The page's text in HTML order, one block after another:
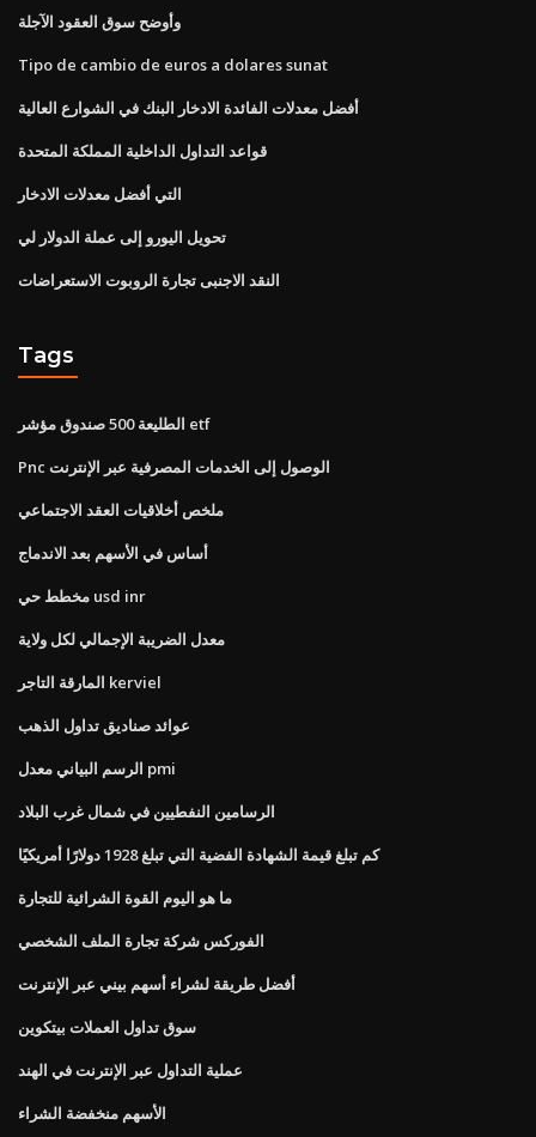
وأوضح سوق العقود الآجلة
Tipo de cambio de euros a dolares sunat
أفضل معدلات الفائدة الادخار البنك في الشوارع العالية
قواعد التداول الداخلية المملكة المتحدة
التي أفضل معدلات الادخار
تحويل اليورو إلى عملة الدولار لي
النقد الاجنبى تجارة الروبوت الاستعراضات
Tags
الطليعة 500 صندوق مؤشر etf
Pnc الوصول إلى الخدمات المصرفية عبر الإنترنت
ملخص أخلاقيات العقد الاجتماعي
أساس في الأسهم بعد الاندماج
مخطط حي usd inr
معدل الضريبة الإجمالي لكل ولاية
المارقة التاجر kerviel
عوائد صناديق تداول الذهب
الرسم البياني معدل pmi
الرسامين النفطيين في شمال غرب البلاد
كم تبلغ قيمة الشهادة الفضية التي تبلغ 1928 دولارًا أمريكيًا
ما هو اليوم القوة الشرائية للتجارة
الفوركس شركة تجارة الملف الشخصي
أفضل طريقة لشراء أسهم بيني عبر الإنترنت
سوق تداول العملات بيتكوين
عملية التداول عبر الإنترنت في الهند
الأسهم منخفضة الشراء